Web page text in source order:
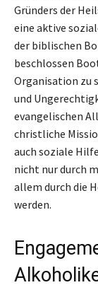
Gründers der
eine aktive
der biblischen
beschlossen
Organisation zu
und
evangelischen
christliche
auch soziale
nicht nur durch
allem durch die
werden.